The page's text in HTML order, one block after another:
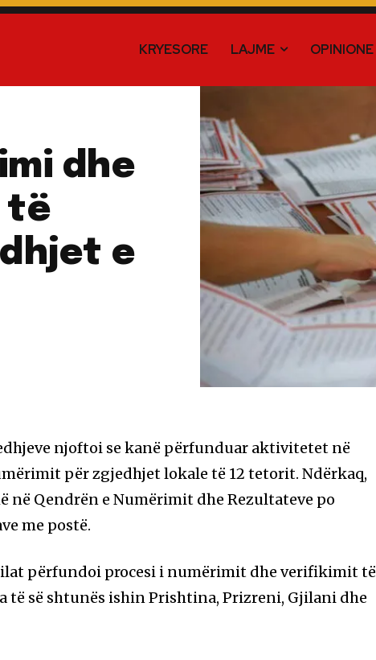
KRYESORE LAJME OPINIONE
dhe
të
e
njoftoi se kanë përfunduar aktivitetet në
për zgjedhjet lokale të 12 tetorit. Ndërkaq,
në Qendrën e Numërimit dhe Rezultateve po
me postë.
përfundoi procesi i numërimit dhe verifikimit të
të së shtunës ishin Prishtina, Prizreni, Gjilani dhe